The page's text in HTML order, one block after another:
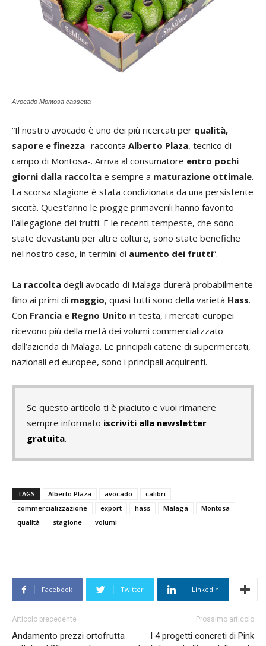
Avocado Montosa cassetta
“Il nostro avocado è uno dei più ricercati per qualità,
sapore e finezza -racconta Alberto Plaza, tecnico di
campo di Montosa-. Arriva al consumatore entro pochi
giorni dalla raccolta e sempre a maturazione ottimale.
La scorsa stagione è stata condizionata da una persistente
siccità. Quest’anno le piogge primaverili hanno favorito
l’allegagione dei frutti. E le recenti tempeste, che sono
state devastanti per altre colture, sono state benefiche
nel nostro caso, in termini di aumento dei frutti”.
La raccolta degli avocado di Malaga durerà probabilmente
fino ai primi di maggio, quasi tutti sono della varietà Hass.
Con Francia e Regno Unito in testa, i mercati europei
ricevono più della metà dei volumi commercializzato
dall’azienda di Malaga. Le principali catene di supermercati,
nazionali ed europee, sono i principali acquirenti.
Se questo articolo ti è piaciuto e vuoi rimanere
sempre informato iscriviti alla newsletter
gratuita.
TAGS Alberto Plaza avocado
calibri
commercializzazione
export hass Malaga
Montosa
qualità
stagione volumi
Facebook Twitter Linkedin
Articolo precedente
Andamento prezzi ortofrutta
Prossimo articolo
I 4 progetti concreti di Pink